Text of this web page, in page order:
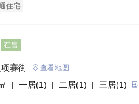
住宅
在售
赛街 查看地图
| 一居(1) | 二居(1) | 三居(1)